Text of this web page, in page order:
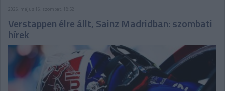
2026. május 16. szombat, 18:52
Verstappen élre állt, Sainz Madridban: szombati
hírek